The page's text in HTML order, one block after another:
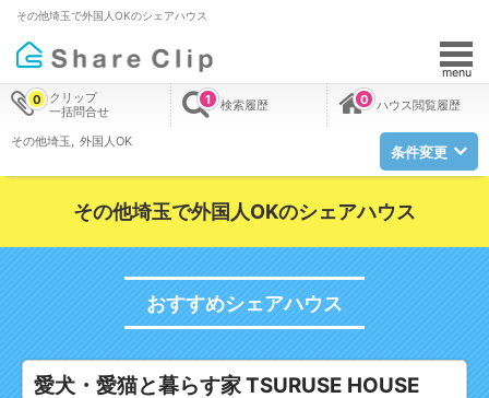
その他埼玉で外国人OKのシェアハウス
menu
クリップ
一括問合せ
0 検索履歴
1 ハウス閲覧履歴
0
その他埼玉 外国人OK
条件変更
その他埼玉で外国人OKのシェアハウス
おすすめシェアハウス
愛犬・愛猫と暮らす家 TSURUSE HOUSE